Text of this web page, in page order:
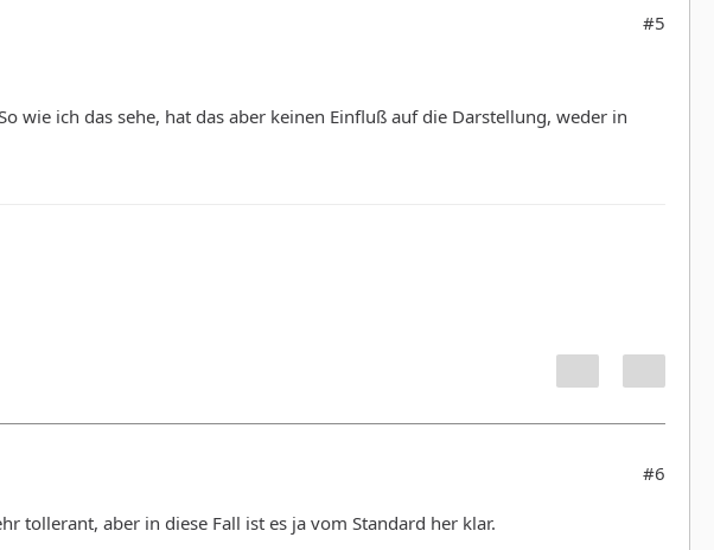
#5
wie ich das sehe, hat das aber keinen Einfluß auf die Darstellung, weder in
#6
tollerant, aber in diese Fall ist es ja vom Standard her klar.